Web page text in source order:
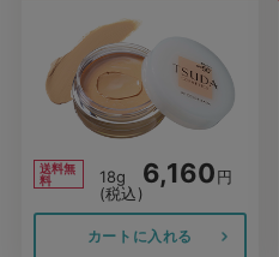
送料無
料
18g 6,160円
(税込)
カートに入れる